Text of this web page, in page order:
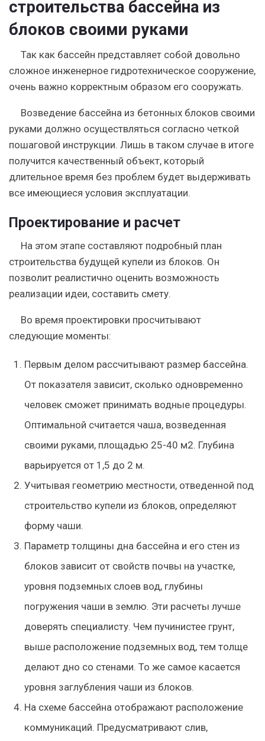
строительства бассейна из
блоков своими руками
Так как бассейн представляет собой довольно
сложное инженерное гидротехническое сооружение,
очень важно корректным образом его сооружать.
Возведение бассейна из бетонных блоков своими
руками должно осуществляться согласно четкой
пошаговой инструкции. Лишь в таком случае в итоге
получится качественный объект, который
длительное время без проблем будет выдерживать
все имеющиеся условия эксплуатации.
Проектирование и расчет
На этом этапе составляют подробный план
строительства будущей купели из блоков. Он
позволит реалистично оценить возможность
реализации идеи, составить смету.
Во время проектировки просчитывают
следующие моменты:
Первым делом рассчитывают размер бассейна.
От показателя зависит, сколько одновременно
человек сможет принимать водные процедуры.
Оптимальной считается чаша, возведенная
своими руками, площадью 25-40 м2. Глубина
варьируется от 1,5 до 2 м.
Учитывая геометрию местности, отведенной под
строительство купели из блоков, определяют
форму чаши.
Параметр толщины дна бассейна и его стен из
блоков зависит от свойств почвы на участке,
уровня подземных слоев вод, глубины
погружения чаши в землю. Эти расчеты лучше
доверять специалисту. Чем пучинистее грунт,
выше расположение подземных вод, тем толще
делают дно со стенами. То же самое касается
уровня заглубления чаши из блоков.
На схеме бассейна отображают расположение
коммуникаций. Предусматривают слив,